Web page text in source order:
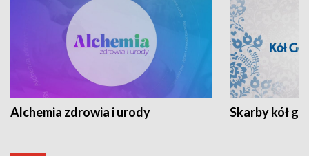
Alchemia zdrowia i urody Skarby kół